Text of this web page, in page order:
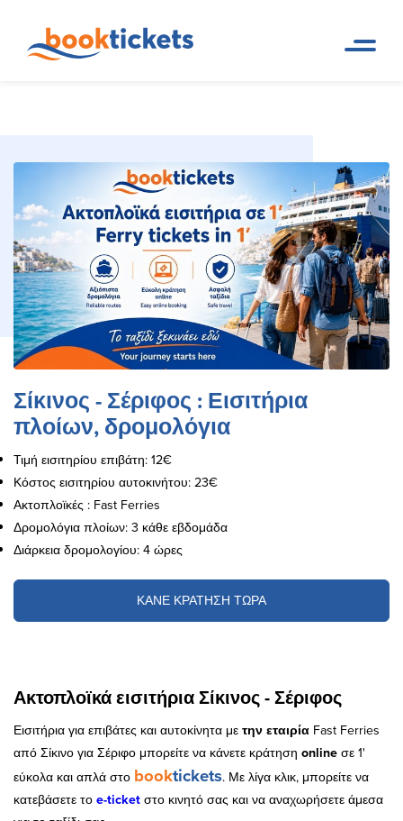
εισιτήρια πλοίων
Σίκινος - Σέριφος : Εισιτήρια
πλοίων, δρομολόγια
Τιμή εισιτηρίου επιβάτη: 12€
Κόστος εισιτηρίου αυτοκινήτου: 23€
Ακτοπλοϊκές : Fast Ferries
Δρομολόγια πλοίων: 3 κάθε εβδομάδα
Διάρκεια δρομολογίου: 4 ώρες
ΚΑΝΕ ΚΡΑΤΗΣΗ ΤΩΡΑ
Ακτοπλοϊκά εισιτήρια Σίκινος - Σέριφος
Εισιτήρια για επιβάτες και αυτοκίνητα με την εταιρία Fast Ferries
από Σίκινο για Σέριφο μπορείτε να κάνετε κράτηση online σε 1'
εύκολα και απλά στο booktickets. Με λίγα κλικ, μπορείτε να
κατεβάσετε το e-ticket στο κινητό σας και να αναχωρήσετε άμεσα